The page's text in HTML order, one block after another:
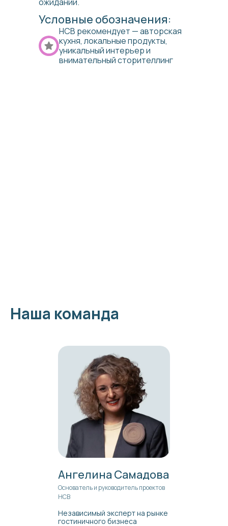
Условные обозначения:
HCB рекомендует — авторская
кухня, локальные продукты,
уникальный интерьер и
внимательный сторителлинг
Наша команда
Ангелина Самадова
Основатель и руководитель проектов
НСВ
Независимый эксперт на рынке
гостиничного бизнеса